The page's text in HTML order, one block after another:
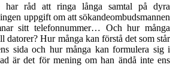
har råd att ringa långa samtal på dyra
uppgift om att sökandeombudsmannen
sitt telefonnummer… Och hur många
datorer? Hur många kan förstå det som står
sida och hur många kan formulera sig i
är det för mening om han ändå inte ens